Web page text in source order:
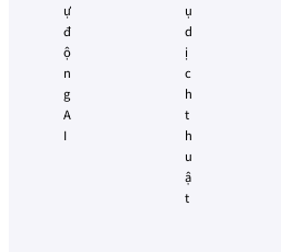
ự
đ
ộ
n
g
A
I
ụ
d
ị
c
h
t
h
u
ậ
t